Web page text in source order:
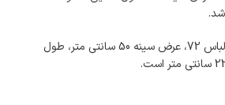
تمامی محصولات ارائه می‌شود.
در سایز ایکس لارج طول لباس 72، عرض سینه 50 سانتی متر، طول